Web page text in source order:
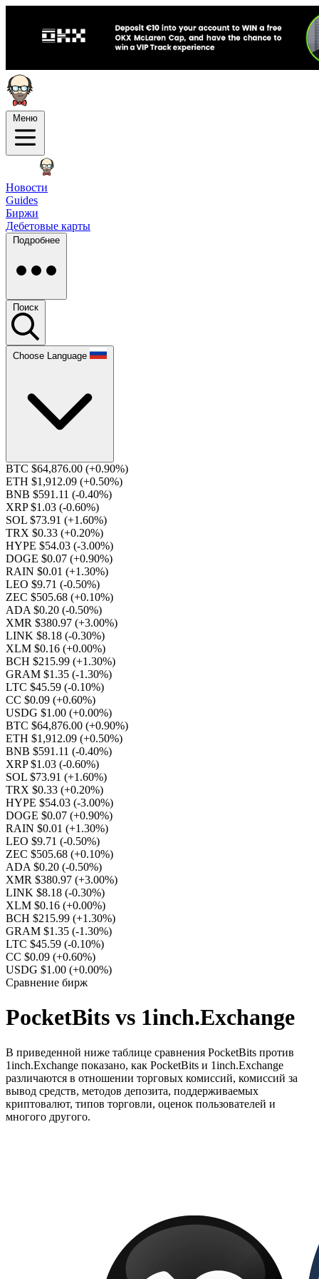
Меню
Новости
Guides
Биржи
Дебетовые карты
Подробнее
Поиск
Choose Language
BTC $64,876.00 (+0.90%)
ETH $1,912.09 (+0.50%)
BNB $591.11 (-0.40%)
XRP $1.03 (-0.60%)
SOL $73.91 (+1.60%)
TRX $0.33 (+0.20%)
HYPE $54.03 (-3.00%)
DOGE $0.07 (+0.90%)
RAIN $0.01 (+1.30%)
LEO $9.71 (-0.50%)
ZEC $505.68 (+0.10%)
ADA $0.20 (-0.50%)
XMR $380.97 (+3.00%)
LINK $8.18 (-0.30%)
XLM $0.16 (+0.00%)
BCH $215.99 (+1.30%)
GRAM $1.35 (-1.30%)
LTC $45.59 (-0.10%)
CC $0.09 (+0.60%)
USDG $1.00 (+0.00%)
BTC $64,876.00 (+0.90%)
ETH $1,912.09 (+0.50%)
BNB $591.11 (-0.40%)
XRP $1.03 (-0.60%)
SOL $73.91 (+1.60%)
TRX $0.33 (+0.20%)
HYPE $54.03 (-3.00%)
DOGE $0.07 (+0.90%)
RAIN $0.01 (+1.30%)
LEO $9.71 (-0.50%)
ZEC $505.68 (+0.10%)
ADA $0.20 (-0.50%)
XMR $380.97 (+3.00%)
LINK $8.18 (-0.30%)
XLM $0.16 (+0.00%)
BCH $215.99 (+1.30%)
GRAM $1.35 (-1.30%)
LTC $45.59 (-0.10%)
CC $0.09 (+0.60%)
USDG $1.00 (+0.00%)
Сравнение бирж
PocketBits vs 1inch.Exchange
В приведенной ниже таблице сравнения PocketBits против
1inch.Exchange показано, как PocketBits и 1inch.Exchange
различаются в отношении торговых комиссий, комиссий за
вывод средств, методов депозита, поддерживаемых
криптовалют, типов торговли, оценок пользователей и
многого другого.